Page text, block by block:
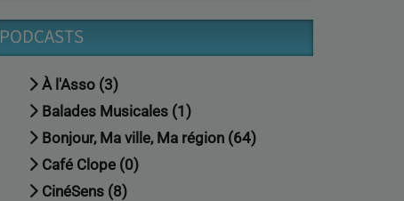
PODCASTS
À l'Asso (3)
Balades Musicales (1)
Bonjour, Ma ville, Ma région (64)
Café Clope (0)
CinéSens (8)